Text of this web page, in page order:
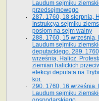
Laudum sejmiku
przedsejmowego
287. 1760, 18 sierpnia,
Instrukcya sejmiku
posłom na sejm walny
288. 1760, 15 września,
Laudum sejmiku
deputackiego. 289.
września, Halicz.
ziemian halickich
elekcyi deputata na
kor.
290. 1760, 16 września,
Laudum sejmiku